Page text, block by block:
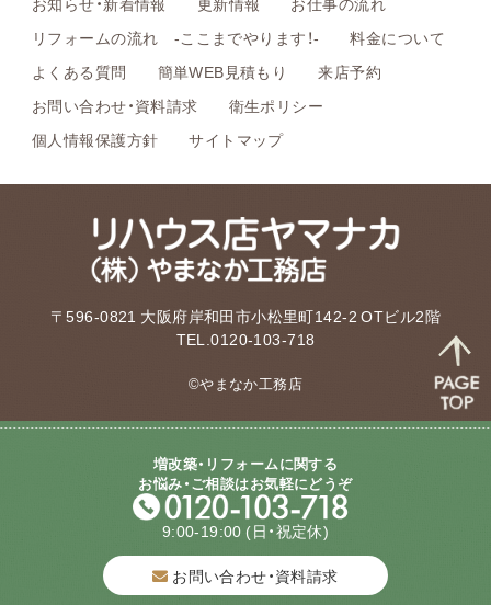
リフォームの流れ -ここまでやります！-
料金について
よくある質問
簡単WEB見積もり
来店予約
お問い合わせ・資料請求
衛生ポリシー
個人情報保護方針
サイトマップ
〒596-0821 大阪府岸和田市小松里町142-2 OTビル2階
TEL.0120-103-718
©やまなか工務店
増改築・リフォームに関する
お悩み・ご相談はお気軽にどうぞ
9:00-19:00 (日・祝定休)
お問い合わせ・資料請求